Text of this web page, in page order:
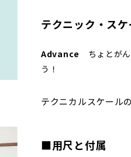
テクニック・スケ
Advance ちょとが
う
テクニカルスケール
■用尺と付属